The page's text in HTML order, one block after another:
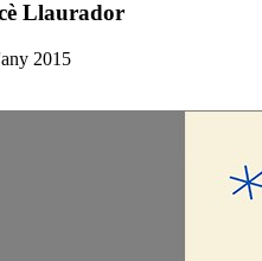
Llaurador
2015